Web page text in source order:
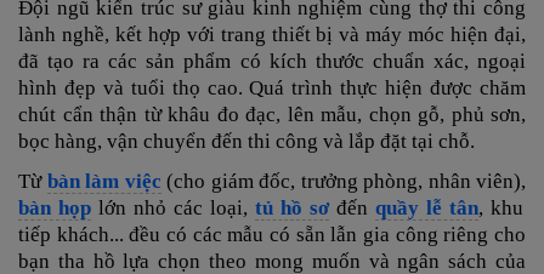
Đội ngũ kiến trúc sư giàu kinh nghiệm cùng thợ thi công
lành nghề, kết hợp với trang thiết bị và máy móc hiện đại,
đã tạo ra các sản phẩm có kích thước chuẩn xác, ngoại
hình đẹp và tuổi thọ cao. Quá trình thực hiện được chăm
chút cẩn thận từ khâu đo đạc, lên mẫu, chọn gỗ, phủ sơn,
bọc hàng, vận chuyển đến thi công và lắp đặt tại chỗ.
Từ bàn làm việc (cho giám đốc, trưởng phòng, nhân viên),
bàn họp lớn nhỏ các loại, tủ hồ sơ đến quầy lễ tân, khu
tiếp khách... đều có các mẫu có sẵn lẫn gia công riêng cho
bạn tha hồ lựa chọn theo mong muốn và ngân sách của